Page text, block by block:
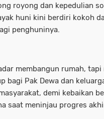
royong dan kepedulian
huni kini berdiri kokoh
penghuninya.
membangun rumah,
bagi Pak Dewa dan
demi kebaikan
saat meninjau progres